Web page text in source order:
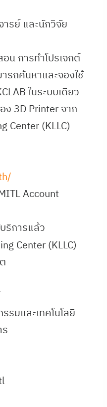
รย์ และนักวิจัย
อน การทำโปรเจกต์
รถค้นหาและจองใช้
ในระบบเดียว
ง 3D Printer จาก
Center (KLLC)
Account
ริการแล้ว
Center (KLLC)
มและเทคโนโลยี